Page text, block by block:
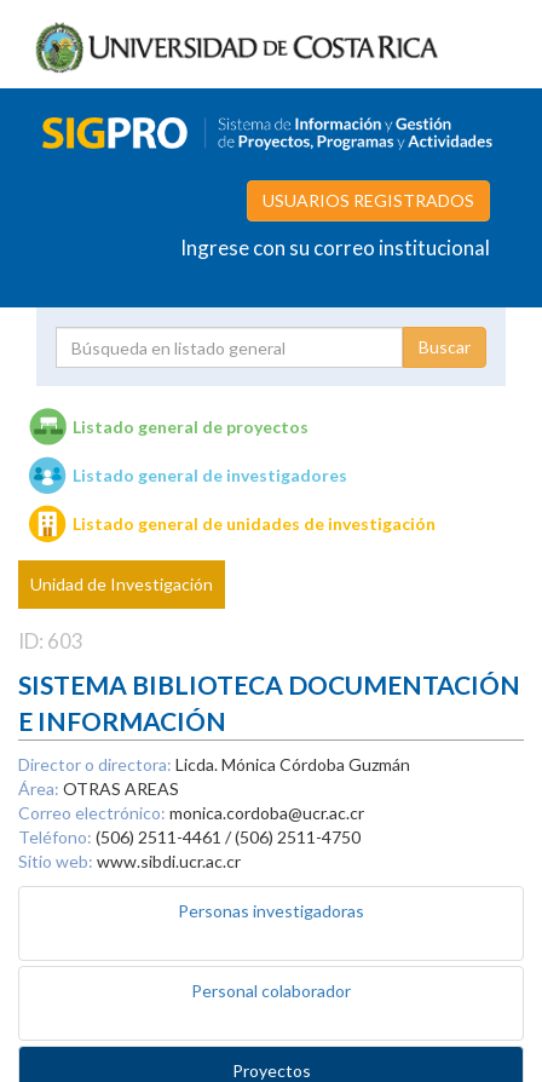
USUARIOS REGISTRADOS
Ingrese con su correo institucional
Unidades de investigación
Listado general de proyectos
Listado general de investigadores
Listado general de unidades de investigación
Unidad de Investigación
ID: 603
SISTEMA BIBLIOTECA DOCUMENTACIÓN
E INFORMACIÓN
Director o directora: Licda. Mónica Córdoba Guzmán
Área: OTRAS AREAS
Correo electrónico: monica.cordoba@ucr.ac.cr
Teléfono: (506) 2511-4461 / (506) 2511-4750
Sitio web: www.sibdi.ucr.ac.cr
Personas investigadoras
Personal colaborador
Proyectos